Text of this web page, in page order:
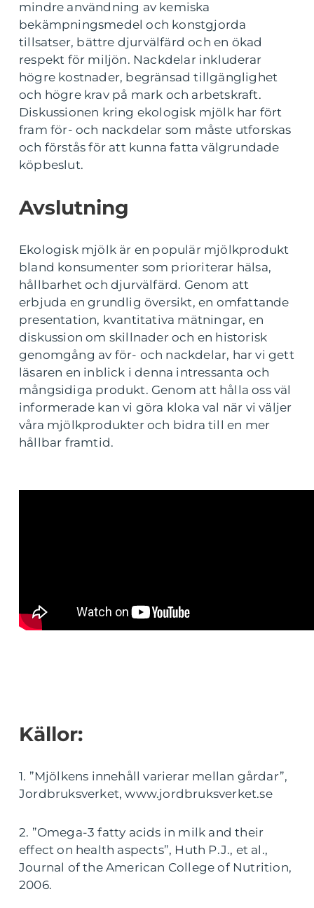
mindre användning av kemiska
bekämpningsmedel och konstgjorda
tillsatser, bättre djurvälfärd och en ökad
respekt för miljön. Nackdelar inkluderar
högre kostnader, begränsad tillgänglighet
och högre krav på mark och arbetskraft.
Diskussionen kring ekologisk mjölk har fört
fram för- och nackdelar som måste utforskas
och förstås för att kunna fatta välgrundade
köpbeslut.
Avslutning
Ekologisk mjölk är en populär mjölkprodukt
bland konsumenter som prioriterar hälsa,
hållbarhet och djurvälfärd. Genom att
erbjuda en grundlig översikt, en omfattande
presentation, kvantitativa mätningar, en
diskussion om skillnader och en historisk
genomgång av för- och nackdelar, har vi gett
läsaren en inblick i denna intressanta och
mångsidiga produkt. Genom att hålla oss väl
informerade kan vi göra kloka val när vi väljer
våra mjölkprodukter och bidra till en mer
hållbar framtid.
Källor:
1. ”Mjölkens innehåll varierar mellan gårdar”,
Jordbruksverket, www.jordbruksverket.se
2. ”Omega-3 fatty acids in milk and their
effect on health aspects”, Huth P.J., et al.,
Journal of the American College of Nutrition,
2006.